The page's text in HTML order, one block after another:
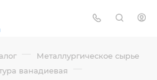
— Металлургическое сырье
ванадиевая —